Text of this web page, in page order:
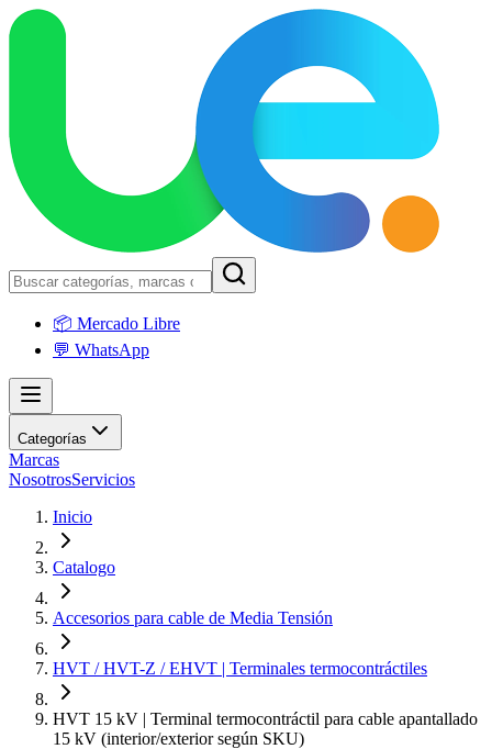
📦 Mercado Libre
💬 WhatsApp
Categorías
Marcas
NosotrosServicios
Inicio
Catalogo
Accesorios para cable de Media Tensión
HVT / HVT-Z / EHVT | Terminales termocontráctiles
HVT 15 kV | Terminal termocontráctil para cable apantallado
15 kV (interior/exterior según SKU)